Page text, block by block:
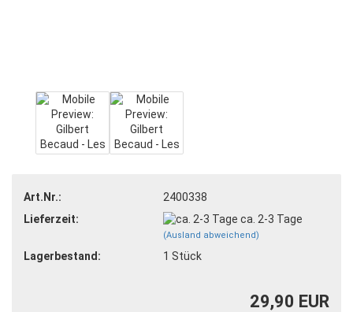
Art.Nr.:
2400338
Lieferzeit:
ca. 2-3 Tage
(Ausland abweichend)
Lagerbestand: 1 Stück
29,90 EUR